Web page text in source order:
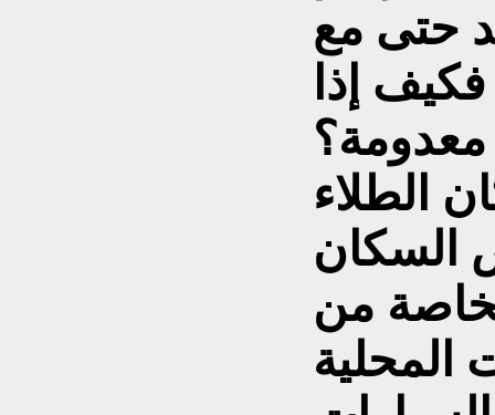
حتى مع
إذا
معدومة؟
الطلاء
السكان
من
المحلية